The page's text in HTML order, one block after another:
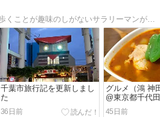
知らない街をぶらぶら歩くことが趣味のしがないサラリーマンが日本各地と世界をふらっと旅して感じたことを写真とともに綴っています
千葉市旅行記を更新しまし
た
36日前
グルメ（鴻 神
@東京都千代
しました
45日前